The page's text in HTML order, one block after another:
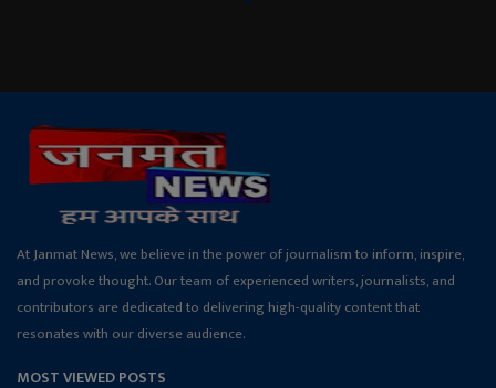
At Janmat News, we believe in the power of journalism to inform, inspire,
and provoke thought. Our team of experienced writers, journalists, and
contributors are dedicated to delivering high-quality content that
resonates with our diverse audience.
MOST VIEWED POSTS